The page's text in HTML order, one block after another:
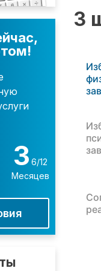
3 6/12
Месяцев
3